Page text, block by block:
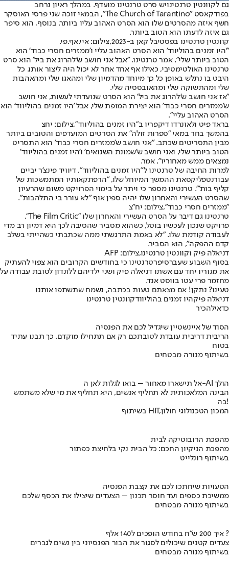
גם לקוונטין טרנטינויש סרט טרנטינו מועדף. במהלך ראיון נרחב
בפודקאסט "The Church of Tarantino", הבמאי זוכה שני פרסי האוסקר
חשף איזה מהסרטים שלו הוא הסרט האהוב עליו ביותר. בנוסף, הוא סיפר
גם איזה לדעתו הוא הטוב ביותר.
קוונטין טרנטינו בפסטיבל קאן ב-2023,צילום: איי.אף.פי.
"'היו זמנים בהוליווד' הוא הסרט האהוב עליי ו'ממזרים חסרי כבוד' הוא
הטוב ביותר שלי", אמר טרנטינו. "אבל אני חושב ש'להרוג את ביל' הוא סרט
טרנטינו האולטימטיבי, כאילו אף אחד אחר לא יכול היה ליצור אותו. כל
היבט בו נתלש באופן כל כך מיוחד מהדמיון שלי ומהאגו שלי ומהאהבות
שלי ומהתשוקה שלי ומהאובססיה שלי.
"אז אני חושב ש'להרוג את ביל' הוא הסרט שנועדתי לעשות, אני חושב
ש'ממזרים חסרי כבוד' הוא יצירת המופת שלי, אבל 'היו זמנים בהוליווד' הוא
הסרט האהוב עליי".
בראד פיט ולאונרדו דיקפריו ב"היו זמנים בהוליווד",צילום: יחצ
בהמשך בחר במאי "ספרות זולה" את הסרטים המועדפים והטובים ביותר
מבין התסריטים שכתב. "אני חושב ש'ממזרים חסרי כבוד' הוא התסריט
הטוב ביותר שלי, ואני חושב ש'שמונת השנואים' ו'היו זמנים בהוליווד'
נמצאים ממש מאחוריו", אמר.
למרות החיבה של טרנטינו ל"היו זמנים בהוליווד", דיוויד פינצ'ר יביים
עבורנטפליקסאת ההמשך המיוחל שלו, "הרפתקאותיו המתמשכות של
קליף בות'". טרנטינו מספר כי ויתר על בימוי הפרויקט משום שהרעיון
שהסרט העשירי והאחרון שלו יהיה ספין אוף "לא עורר בי התלהבות".
"ממזרים חסרי כבוד",צילום: יח"צ
טרנטינו גם דיבר על הסרט העשירי והאחרון שלו "The Film Critic",
פרויקט שנכון לעכשיו בוטל, כשהוא מסביר שהסיבה לכך היא דמיון רב מדי
לעבודה קודמת שלו. "לא באמת התרגשתי ממה שכתבתי כשהייתי בשלב
קדם ההפקה", הוא הסביר.
דניאלה פיק וקוונטין טרנטינו,צילום: AFP
בסוף השבוע שעברסיפרטרנטינו כי בחודשים הקרובים הוא צפוי להעתיק
את מגוריו יחד עם אשתו דניאלה פיק ושני ילדיהם ללונדון לטובת עבודה על
מחזמר פרי עטו בווסט אנד.
טעינו? נתקן! אם מצאתם טעות בכתבה, נשמח שתשתפו אותנו
דניאלה פיקהיו זמנים בהוליוודקוונטין טרנטינו
כדאילהכיר
הסוד של איינשטיין שיגדיל לכם את הפנסיה
הריבית דריבית עובדת לטובתכם רק אם תתחילו מוקדם. כך תבנו עתיד
בטוח
בשיתוף מנורה מבטחים
אל תישארו מאחור – בואו לגלות לאן ה-AI הולך
הבינה המלאכותית לא תחליף אנשים, היא תחליף את מי שלא משתמש
בה!
בשיתוף HIT,המכון הטכנולוגי חולון
מהפכת הרובוטיקה לבית
מהפכת הניקיון החכם: כל הבית נקי בלחיצת כפתור
בשיתוף רונלייט
הטעויות שיחתכו לכם את קצבת הפנסיה
ממשיכת כספים ועד חוסר תכנון – הצעדים שיצילו את הכסף שלכם
בשיתוף מנורה מבטחים
איך 200 ש"ח בחודש הופכים ל140 אלף ?
צעדים קטנים שיכולים לסגור את הבור הפנסיוני בין נשים לגברים
בשיתוף מנורה מבטחים